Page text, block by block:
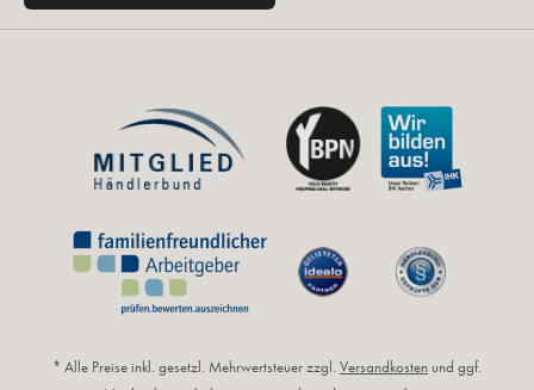
* Alle Preise inkl. gesetzl. Mehrwertsteuer zzgl. Versandkosten und ggf.